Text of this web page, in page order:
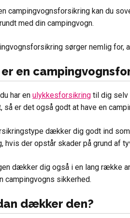
campingvognsforsikring kan du
med din campingvogn.
sørger nemlig for,
en
har en ulykkesforsikring til dig
så er det også godt at have en
dækker dig godt ind
hvis der opstår skader på grund af
dækker dig også i en lang række
campingvogns sikkerhed.
dækker den?